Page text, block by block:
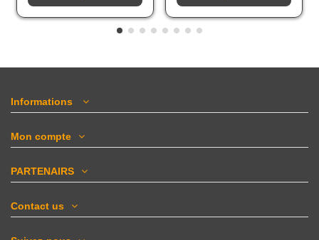
Informations
Mon compte
PARTENAIRS
Contact us